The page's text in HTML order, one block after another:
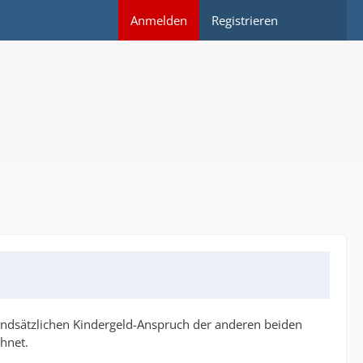
Anmelden Registrieren
Kindergeld-Anspruch der anderen beiden